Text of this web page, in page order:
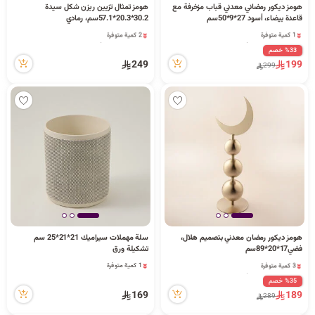
هومز ديكور رمضاني معدني قباب مزخرفة مع
قاعدة بيضاء، أسود 27*9*50سم
1 كمية متوفرة
1 قطعة بيعت مؤخراً
6 مشاهدة مؤخراً
1 كمية متوفرة
%33 خصم
199
299
هومز تمثال تزيين ريزن شكل سيدة
30.2*20.3*57.1سم، رمادي
2 كمية متوفرة
2 كمية متوفرة
7 مشاهدة مؤخراً
249
هومز ديكور رمضان معدني بتصميم هلال،
فضي17*20*89سم
3 كمية متوفرة
1 قطعة بيعت مؤخراً
11 مشاهدة مؤخراً
3 كمية متوفرة
%35 خصم
189
289
سلة مهملات سيراميك 21*21*25 سم
تشكيلة ورق
1 كمية متوفرة
169